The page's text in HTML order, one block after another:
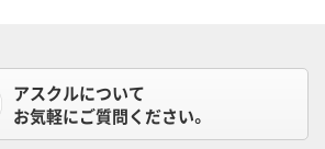
アスクルについて
お気軽にご質問ください。